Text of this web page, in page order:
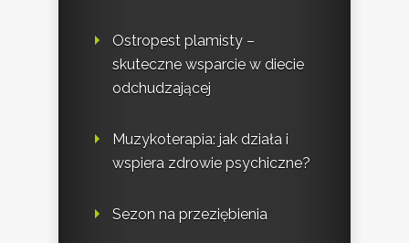
Ostropest plamisty –
skuteczne wsparcie w diecie
odchudzającej
Muzykoterapia: jak działa i
wspiera zdrowie psychiczne?
Sezon na przeziębienia